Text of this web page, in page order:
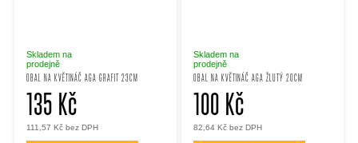
OBAL NA KVĚTINÁČ AGA GRAFIT 23CM
Skladem na
prodejně
111,57 Kč bez DPH
135 Kč
OBAL NA KVĚTINÁČ AGA ŽLUTÝ 20CM
Skladem na
prodejně
82,64 Kč bez DPH
100 Kč